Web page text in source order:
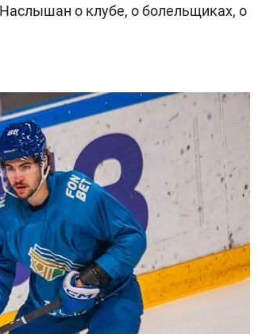
о клубе, о болельщиках, о